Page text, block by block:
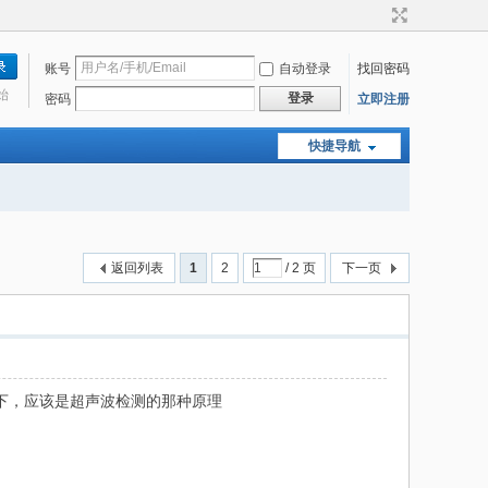
账号 自动登录
找回密码
密码
登录 立即注册
快捷导航
1 2 / 2 页 下一页
返回列表
，应该是超声波检测的那种原理